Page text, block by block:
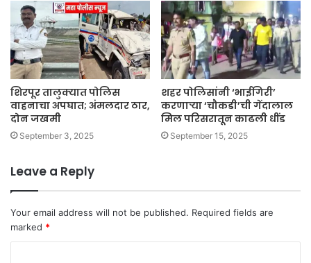
शिरपूर तालुक्यात पोलिस
वाहनाचा अपघात; अंमलदार ठार,
दोन जखमी
September 3, 2025
शहर पोलिसांनी ‘भाईगिरी’
करणाऱ्या ‘चौकडी’ची गेंदालाल
मिल परिसरातून काढली धींड
September 15, 2025
Leave a Reply
Your email address will not be published. Required fields are
marked *